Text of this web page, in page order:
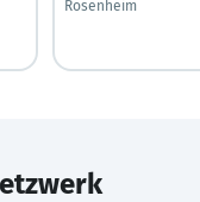
Rosenheim